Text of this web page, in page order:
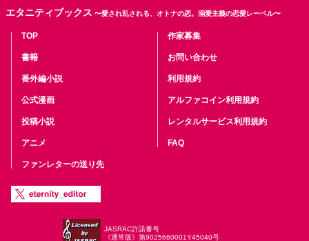
エタニティブックス 〜愛され乱される、オトナの恋。溺愛主義の恋愛レーベル〜
TOP
書籍
番外編小説
公式漫画
投稿小説
アニメ
ファンレターの送り先
作家募集
お問い合わせ
利用規約
アルファコイン利用規約
レンタルサービス利用規約
FAQ
JASRAC許諾番号
《通常版》第9025660001Y45040号